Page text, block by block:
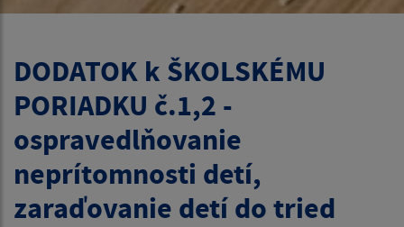
DODATOK k ŠKOLSKÉMU
PORIADKU č.1,2 -
ospravedlňovanie
neprítomnosti detí,
zaraďovanie detí do tried